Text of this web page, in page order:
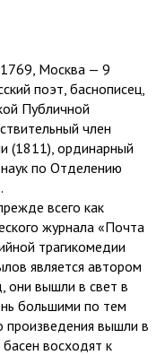
Москва — 9
поэт, баснописец,
Публичной
член
(1811), ординарный
по Отделению
всего как
журнала «Почта
трагикомедии
является автором
они вышли в свет в
большими по тем
произведения вышли в
восходят к